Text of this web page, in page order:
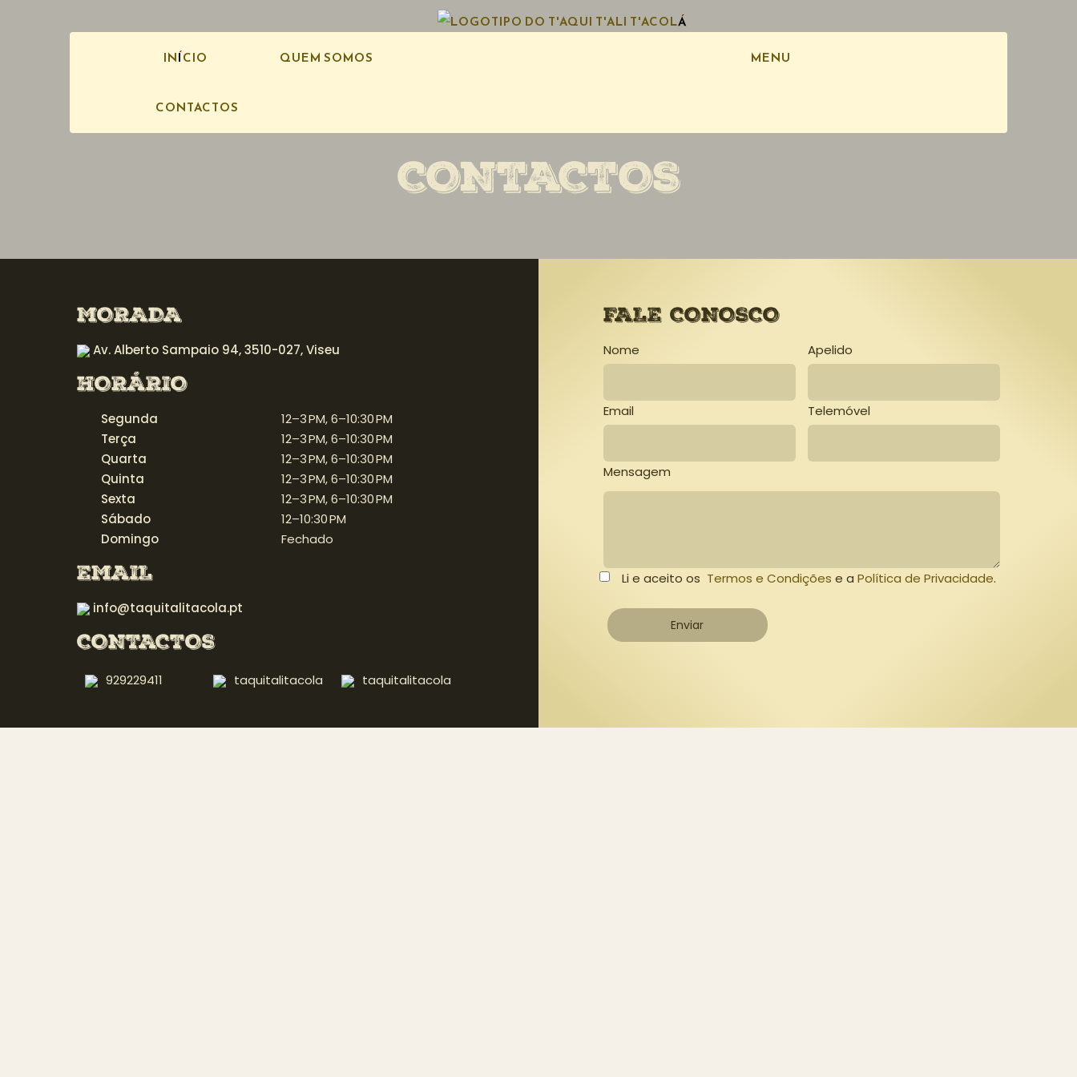
INÍCIO QUEM SOMOS MENU
CONTACTOS
CONTACTOS
MORADA
Av. Alberto Sampaio 94, 3510-027, Viseu
HORÁRIO
Segunda
12–3 PM, 6–10:30 PM
Terça
12–3 PM, 6–10:30 PM
Quarta
12–3 PM, 6–10:30 PM
Quinta
12–3 PM, 6–10:30 PM
Sexta
12–3 PM, 6–10:30 PM
Sábado
12–10:30 PM
Domingo
Fechado
EMAIL
info@taquitalitacola.pt
CONTACTOS
929229411 taquitalitacola taquitalitacola
FALE CONOSCO
Nome Apelido
Email Telemóvel
Mensagem
Li e aceito os Termos e Condições e a Política de Privacidade.
Enviar